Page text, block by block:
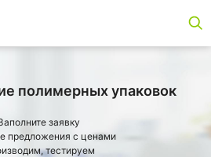
полимерных упаковок
заявку
предложения с ценами
тестируем